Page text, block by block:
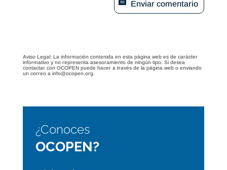
Enviar comentario
Aviso Legal: La información contenida en esta página web es de carácter
informativo y no representa asesoramiento de ningún tipo. Si desea
contactar con OCOPEN puede hacer a través de la página web o enviando
un correo a info@ocopen.org.
¿Conoces
OCOPEN?